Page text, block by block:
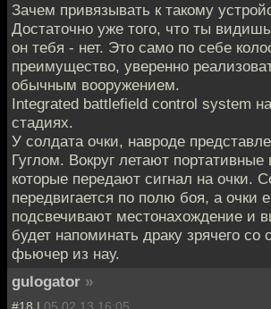
Зачем привязывать к такому
Достаточно уже того, что ты
он тебя - нет. Это само по себе
преимущество, уверенно
обычным вооружением.
Integrated battlefield control system
стадиях.
У солдата очки, навроде
Гуглом. Вокруг летают
которые передают сигнал на очки.
передвигается по полю боя, а очки
подсвечивают местонахождение и
будет напоминать драку зрячего
фьючер из нау.
gulogator »